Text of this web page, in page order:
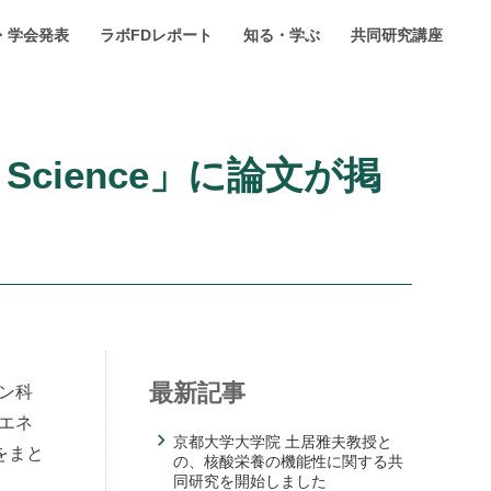
学会発表 ラボFDレポート 知る・学ぶ 共同研究講座
」に論文が掲
科
ネ
まと
最新記事
京都大学大学院 土居雅夫教授と
の、核酸栄養の機能性に関する共
同研究を開始しました